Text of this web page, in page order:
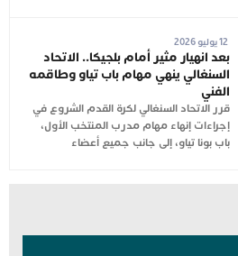
12 يوليو 2026
بعد انهيار مثير أمام بلجيكا.. الاتحاد
السنغالي ينهي مهام باب تياو وطاقمه
الفني
قرر الاتحاد السنغالي لكرة القدم الشروع في
إجراءات إنهاء مهام مدرب المنتخب الأول،
باب بونا تياو، إلى جانب جميع أعضاء